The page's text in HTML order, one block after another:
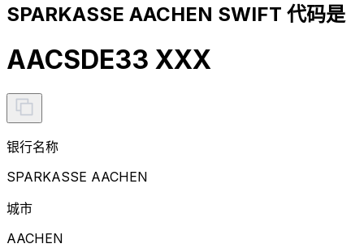
SPARKASSE AACHEN SWIFT 代码是
AACSDE33 XXX
银行名称
SPARKASSE AACHEN
城市
AACHEN